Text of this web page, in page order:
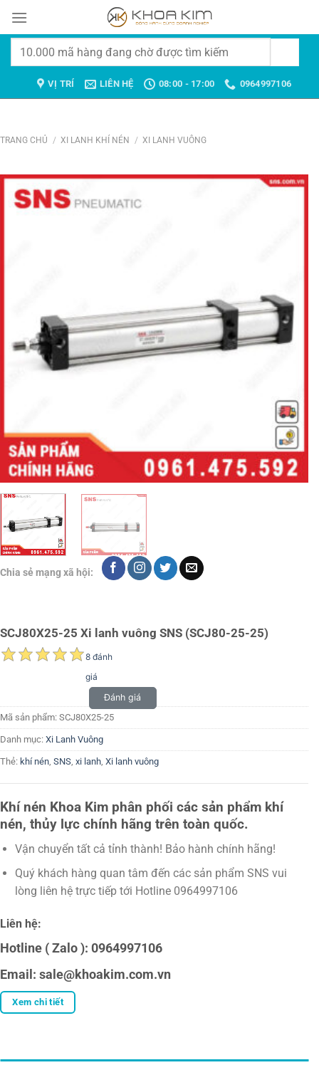
đến
Tìm
VỊ TRÍ LIÊN HỆ 08:00 - 17:00 0964997106
TRANG CHỦ / XI LANH KHÍ NÉN / XI LANH VUÔNG
Chia sẻ mạng xã hội:
SCJ80X25-25 Xi lanh vuông SNS (SCJ80-25-25)
8 đánh
giá
Đánh giá
Mã sản phẩm: SCJ80X25-25
Danh mục: Xi Lanh Vuông
Thẻ: khí nén, SNS, xi lanh, Xi lanh vuông
Khí nén Khoa Kim phân phối các sản phẩm khí
nén, thủy lực chính hãng trên toàn quốc.
Vận chuyển tất cả tỉnh thành! Bảo hành chính hãng!
Quý khách hàng quan tâm đến các sản phẩm SNS vui
lòng liên hệ trực tiếp tới Hotline 0964997106
Liên hệ:
Hotline ( Zalo ): 0964997106
Email: sale@khoakim.com.vn
Xem chi tiết